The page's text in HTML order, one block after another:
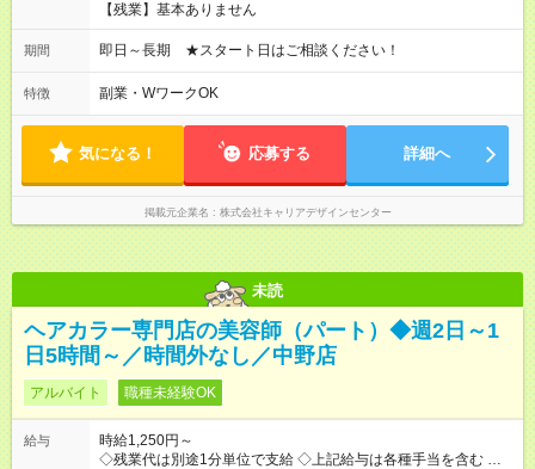
【残業】基本ありません
期間 即日～長期 ★スタート日はご相談ください！
特徴 副業・WワークOK
気になる！ 応募する 詳細へ
掲載元企業名 株式会社キャリアデザインセンター
未読
ヘアカラー専門店の美容師（パート）◆週2日～1
日5時間～／時間外なし／中野店
アルバイト 職種未経験OK
給与
時給1,250円～
◇残業代は別途1分単位で支給 ◇上記給与は各種手当を含む ◇毎